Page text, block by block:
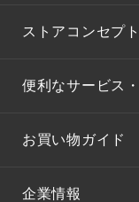
ストアコンセプト
便利なサービス
お買い物ガイド
企業情報